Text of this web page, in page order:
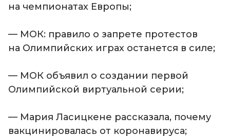
на чемпионатах Европы;
— МОК: правило о запрете протестов
на Олимпийских играх останется в силе;
— МОК объявил о создании первой
Олимпийской виртуальной серии;
— Мария Ласицкене рассказала, почему
вакцинировалась от коронавируса;